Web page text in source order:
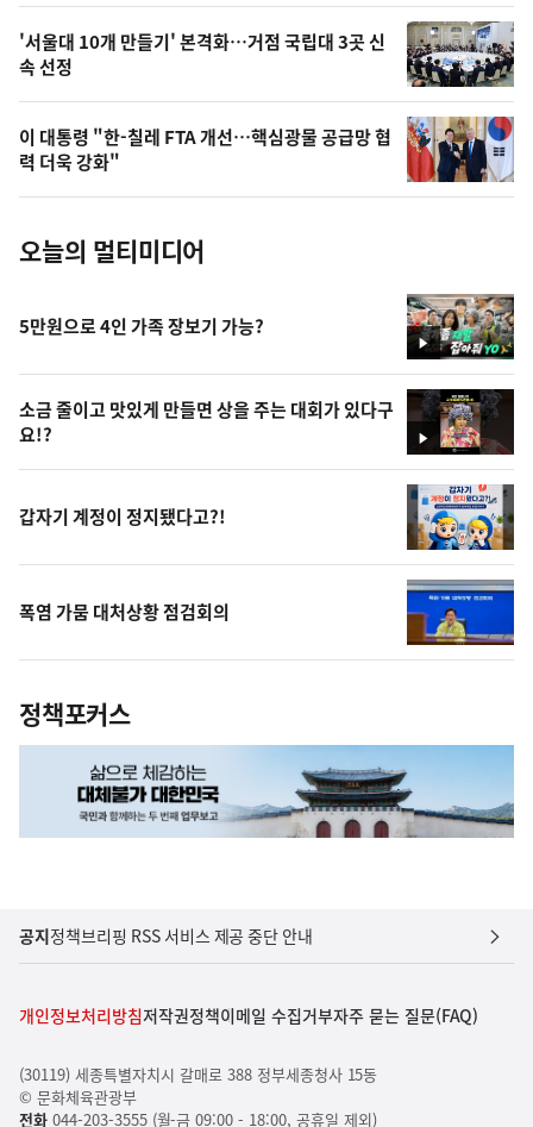
오
늘
의
사
진
'서울대 10개 만들기' 본격화…거점 국립대 3곳 신
속 선정
이 대통령 "한-칠레 FTA 개선…핵심광물 공급망 협
력 더욱 강화"
오늘의 멀티미디어
영
상
5만원으로 4인 가족 장보기 가능?
영
상
소금 줄이고 맛있게 만들면 상을 주는 대회가 있다구
요!?
갑자기 계정이 정지됐다고?!
폭염 가뭄 대처상황 점검회의
정책포커스
공지정책브리핑 RSS 서비스 제공 중단 안내
개인정보처리방침저작권정책이메일 수집거부자주 묻는 질문(FAQ)
(30119) 세종특별자치시 갈매로 388 정부세종청사 15동
© 문화체육관광부
전화044-203-3555 (월-금 09:00 - 18:00, 공휴일 제외)